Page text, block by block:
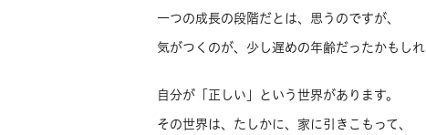
一つの成長の段階だとは、思うのですが、
気がつくのが、少し遅めの年齢だったかもしれ
自分が「正しい」という世界があります。
その世界は、たしかに、家に引きこもって、